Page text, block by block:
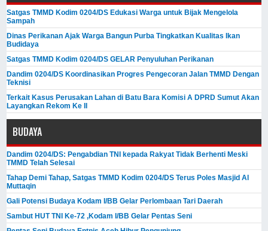
Satgas TMMD Kodim 0204/DS Edukasi Warga untuk Bijak Mengelola
Sampah
Dinas Perikanan Ajak Warga Bangun Purba Tingkatkan Kualitas Ikan
Budidaya
Satgas TMMD Kodim 0204/DS GELAR Penyuluhan Perikanan
Dandim 0204/DS Koordinasikan Progres Pengecoran Jalan TMMD Dengan
Teknisi
Terkait Kasus Perusakan Lahan di Batu Bara Komisi A DPRD Sumut Akan
Layangkan Rekom Ke II
BUDAYA
Dandim 0204/DS: Pengabdian TNI kepada Rakyat Tidak Berhenti Meski ​
TMMD Telah Selesai
Tahap Demi Tahap, Satgas TMMD Kodim 0204/DS Terus Poles Masjid Al
Muttaqin
Gali Potensi Budaya Kodam I/BB Gelar Perlombaan Tari Daerah
Sambut HUT TNI Ke-72 ,Kodam I/BB Gelar Pentas Seni